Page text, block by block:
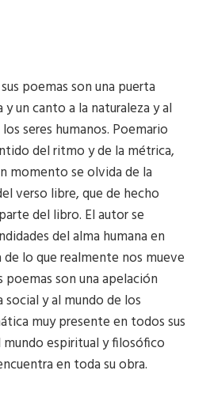
poemas son una puerta
un canto a la naturaleza y al
seres humanos. Poemario
del ritmo y de la métrica,
momento se olvida de la
verso libre, que de hecho
del libro. El autor se
del alma humana en
de lo que realmente nos mueve
poemas son una apelación
y al mundo de los
muy presente en todos sus
espiritual y filosófico
en toda su obra.